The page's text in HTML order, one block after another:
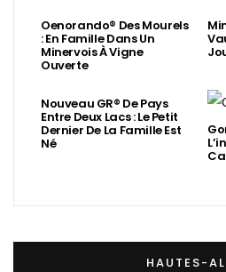
Oenorando® Des Mourels
: En Famille Dans Un
Minervois À Vigne
Ouverte
Nouveau GR® De Pays
Entre Deux Lacs : Le Petit
Dernier De La Famille Est
Né
HAUTES-